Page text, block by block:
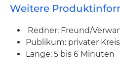
Weitere
Redner: Freund/
Publikum: privater Kreis
Länge: 5 bis 6 Minuten